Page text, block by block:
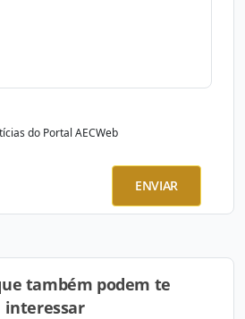
do Portal AECWeb
ENVIAR
também podem te
interessar